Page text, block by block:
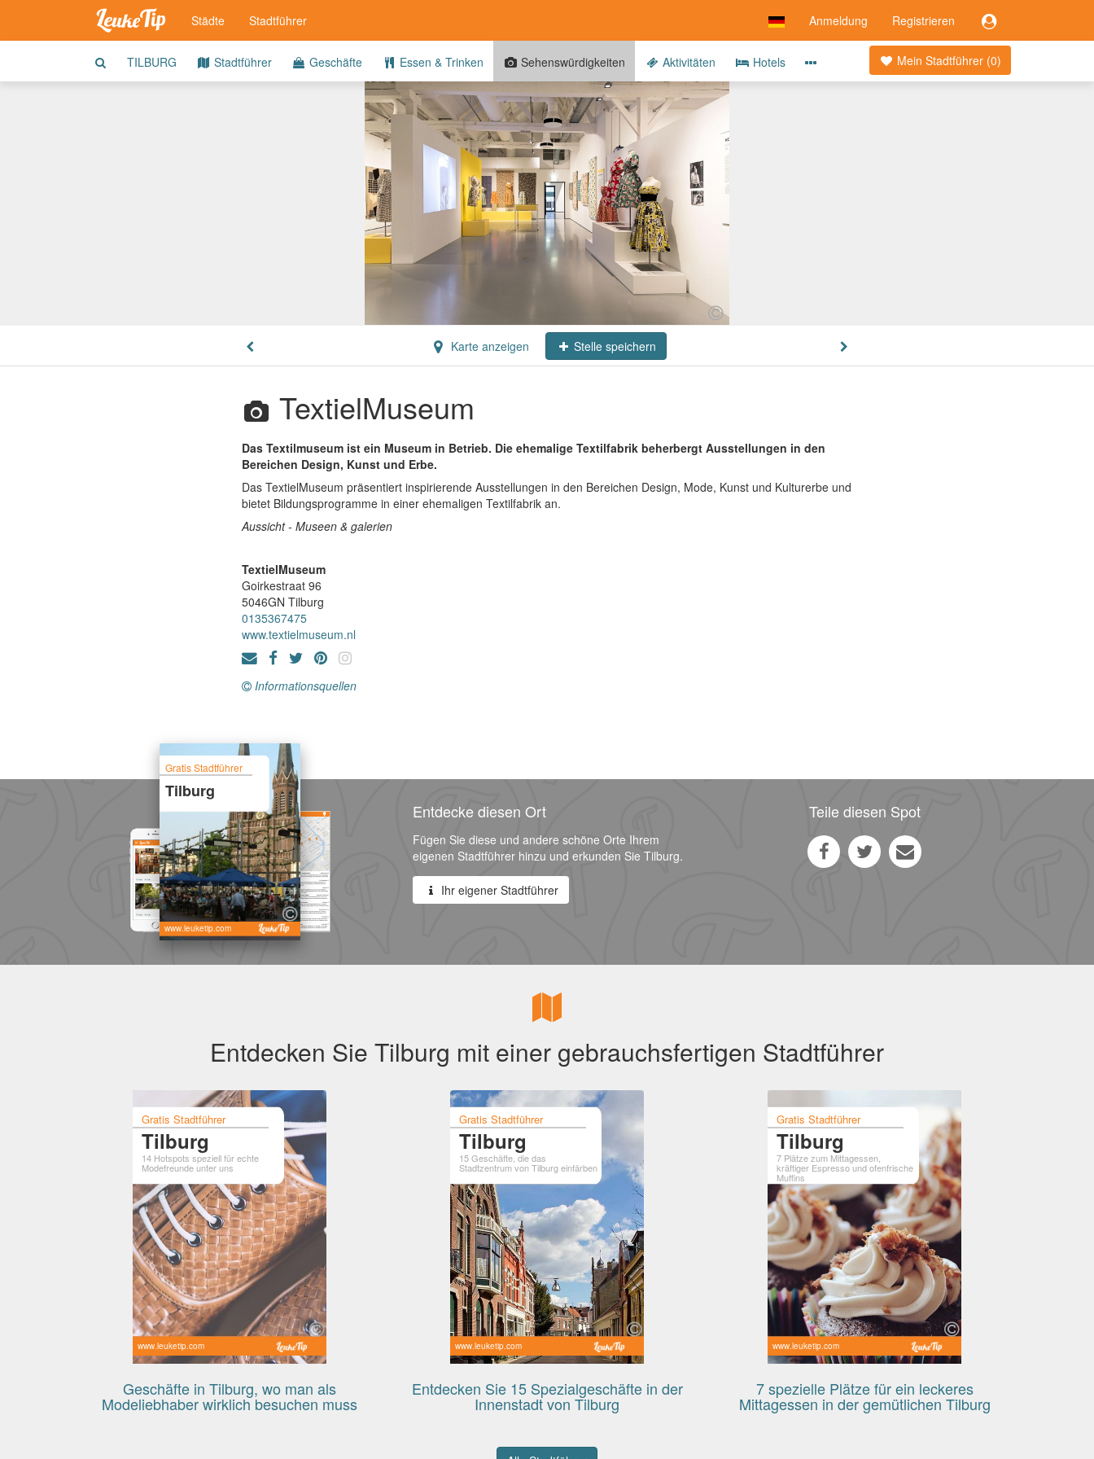
Anmeldung Registrieren
Städte Stadtführer
Mein Stadtführer (0)
TILBURG Stadtführer Geschäfte Essen & Trinken Sehenswürdigkeiten Aktivitäten Hotels
Karte anzeigen Stelle speichern
TextielMuseum
Das Textilmuseum ist ein Museum in Betrieb. Die ehemalige Textilfabrik beherbergt Ausstellungen in den
Bereichen Design, Kunst und Erbe.
Das TextielMuseum präsentiert inspirierende Ausstellungen in den Bereichen Design, Mode, Kunst und Kulturerbe und
bietet Bildungsprogramme in einer ehemaligen Textilfabrik an.
Aussicht - Museen & galerien
TextielMuseum
Goirkestraat 96
5046GN Tilburg
0135367475
www.textielmuseum.nl
Informationsquellen
Gratis Stadtführer
Tilburg
www.leuketip.com
Entdecke diesen Ort
Fügen Sie diese und andere schöne Orte Ihrem
eigenen Stadtführer hinzu und erkunden Sie Tilburg.
Ihr eigener Stadtführer
Teile diesen Spot
Entdecken Sie Tilburg mit einer gebrauchsfertigen Stadtführer
Gratis Stadtführer
Tilburg
14 Hotspots speziell für echte
Modefreunde unter uns
www.leuketip.com
Geschäfte in Tilburg, wo man als
Modeliebhaber wirklich besuchen muss
Gratis Stadtführer
Tilburg
15 Geschäfte, die das
Stadtzentrum von Tilburg einfärben
www.leuketip.com
Entdecken Sie 15 Spezialgeschäfte in der
Innenstadt von Tilburg
Gratis Stadtführer
Tilburg
7 Plätze zum Mittagessen,
kräftiger Espresso und ofenfrische
Muffins
www.leuketip.com
7 spezielle Plätze für ein leckeres
Mittagessen in der gemütlichen Tilburg